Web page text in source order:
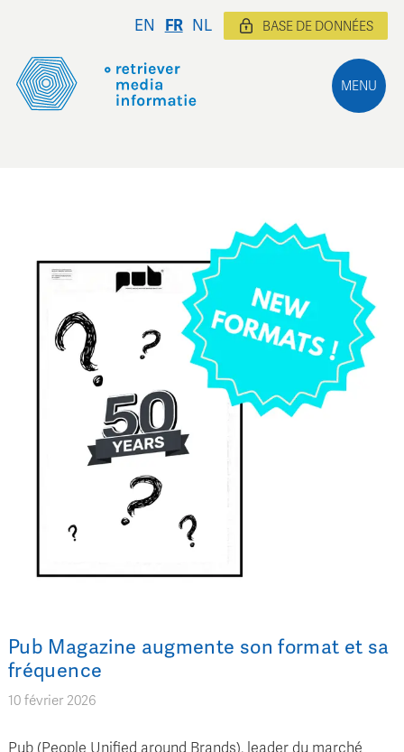
MENU
EN FR NL BASE DE DONNÉES
Pub Magazine augmente son format et sa
fréquence
10 février 2026